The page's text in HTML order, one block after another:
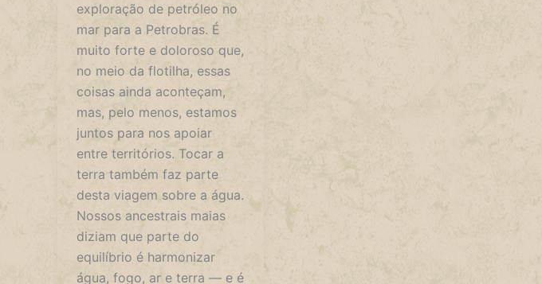
exploração de petróleo no
mar para a Petrobras. É
muito forte e doloroso que,
no meio da flotilha, essas
coisas ainda aconteçam,
mas, pelo menos, estamos
juntos para nos apoiar
entre territórios. Tocar a
terra também faz parte
desta viagem sobre a água.
Nossos ancestrais maias
diziam que parte do
equilíbrio é harmonizar
água, fogo, ar e terra — e é